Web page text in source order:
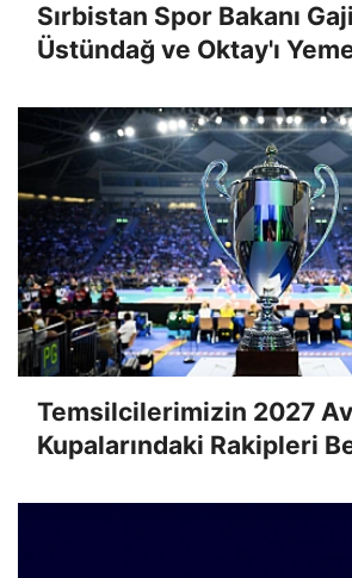
Sırbistan Spor Bakanı
Üstündağ ve Oktay'ı
Temsilcilerimizin 2027
Kupalarındaki Rakipleri